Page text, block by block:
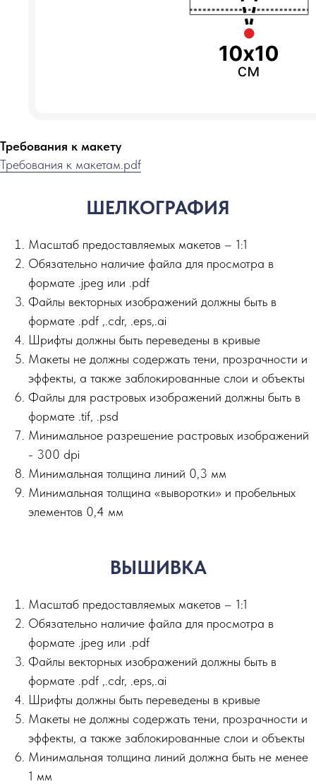
Требования к макету
Требования к макетам.pdf
ШЕЛКОГРАФИЯ
Масштаб предоставляемых макетов – 1:1
Обязательно наличие файла для просмотра в
формате .jpeg или .pdf
Файлы векторных изображений должны быть в
формате .pdf ,.сdr, .eps,.ai
Шрифты должны быть переведены в кривые
Макеты не должны содержать тени, прозрачности и
эффекты, а также заблокированные слои и объекты
Файлы для растровых изображений должны быть в
формате .tif, .psd
Минимальное разрешение растровых изображений
- 300 dpi
Минимальная толщина линий 0,3 мм
Минимальная толщина «выворотки» и пробельных
элементов 0,4 мм
ВЫШИВКА
Масштаб предоставляемых макетов – 1:1
Обязательно наличие файла для просмотра в
формате .jpeg или .pdf
Файлы векторных изображений должны быть в
формате .pdf ,.сdr, .eps,.ai
Шрифты должны быть переведены в кривые
Макеты не должны содержать тени, прозрачности и
эффекты, а также заблокированные слои и объекты
Минимальная толщина линий должна быть не менее
1 мм